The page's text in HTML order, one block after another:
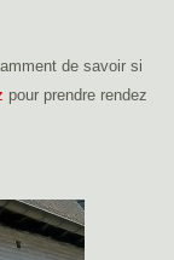
de savoir si
pour prendre rendez